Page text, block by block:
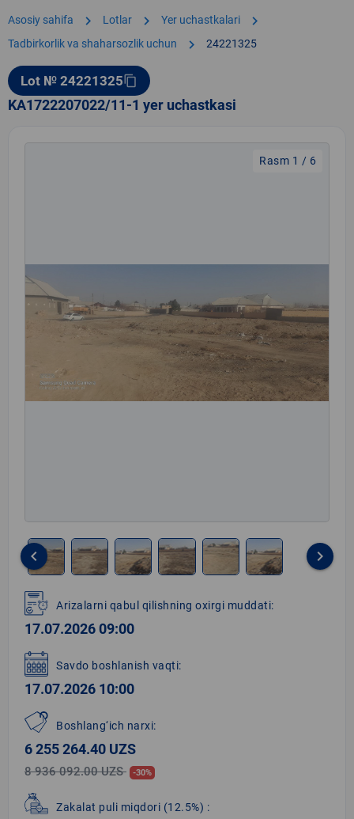
Asosiy sahifa chevron_right Lotlar chevron_right Yer uchastkalari chevron_right
Tadbirkorlik va shaharsozlik uchun chevron_right 24221325
Lot № 24221325content_copy
KA1722207022/11-1 yer uchastkasi
Rasm 1 / 6
1
of
6
keyboard_arrow_left keyboard_arrow_right
Arizalarni qabul qilishning oxirgi muddati:
17.07.2026 09:00
Savdo boshlanish vaqti:
17.07.2026 10:00
Boshlang‘ich narxi:
6 255 264.40 UZS
8 936 092.00 UZS -30%
Zakalat puli miqdori (12.5%) :